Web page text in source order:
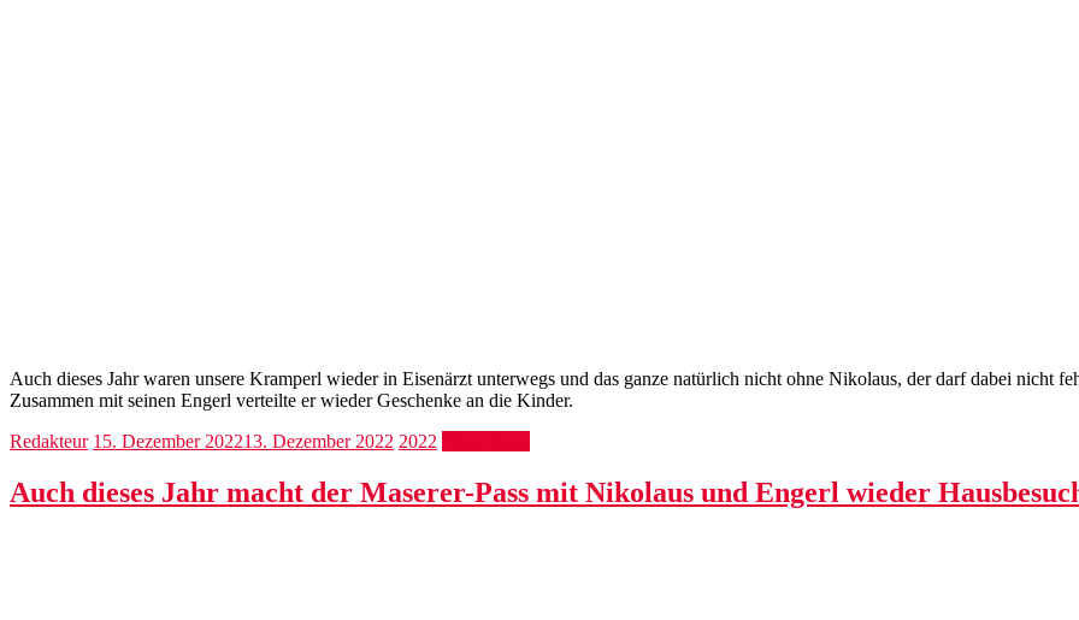
Auch dieses Jahr waren unsere Kramperl wieder in Eisenärzt unterwegs und das ganze natürlich nicht ohne Nikolaus, der darf dabei nicht
Zusammen mit seinen Engerl verteilte er wieder Geschenke an die Kinder.
Redakteur 15. Dezember 202213. Dezember 2022 2022
Auch dieses Jahr macht der Maserer-Pass mit Nikolaus und Engerl wieder